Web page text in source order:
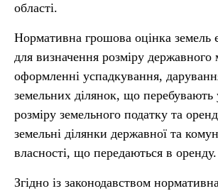
області.
Нормативна грошова оцінка земель
для визначення розміру державного
оформленні успадкування,
земельних ділянок, що перебувають
розміру земельного податку та
земельні ділянки державної та
власності, що передаються в оренду.
Згідно із законодавством